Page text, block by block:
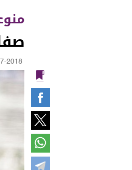
2018